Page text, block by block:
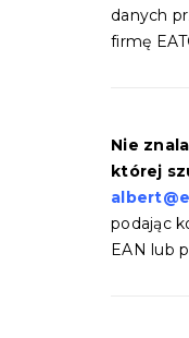
danych
firmę
Nie
której
podając
EAN lub